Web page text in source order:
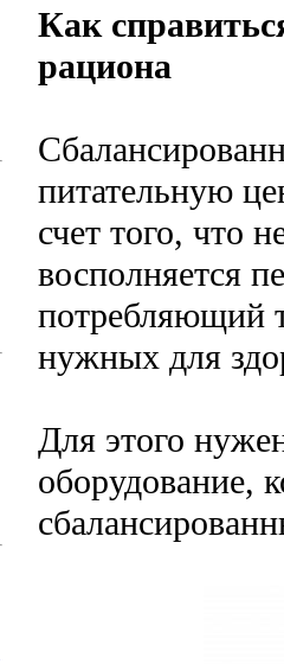
Как
рациона
питательную
счет того, что
восполняется
потребляющий
нужных для
Для этого
оборудование,